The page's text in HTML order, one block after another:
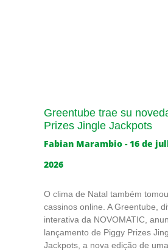
Greentube trae su
Prizes Jingle Jackpots
Fabian Marambio
16 de
2026
O clima de Natal também
cassinos online. A Greentube,
interativa da NOVOMATIC,
lançamento de Piggy Prizes
Jackpots, a nova edição de